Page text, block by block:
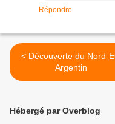
Répondre
< Découverte du Nord-Est
Argentin
Hébergé par Overblog